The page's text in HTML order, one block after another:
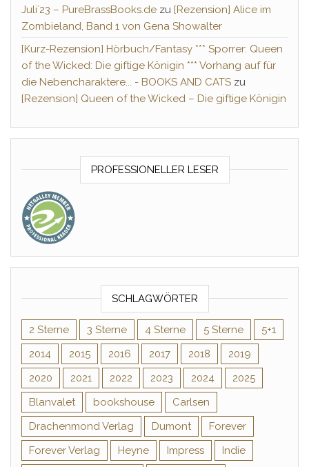
Juli´23 – PureBrassBooks.de zu [Rezension] Alice im
Zombieland, Band 1 von Gena Showalter
[Kurz-Rezension] Hörbuch/Fantasy *** Sporrer: Queen
of the Wicked: Die giftige Königin *** Vorhang auf für
die Nebencharaktere... - BOOKS AND CATS zu
[Rezension] Queen of the Wicked – Die giftige Königin
PROFESSIONELLER LESER
SCHLAGWÖRTER
2 Sterne 3 Sterne 4 Sterne 5 Sterne
5+1
2014
2015 2016 2017 2018
2019
2020
2021 2022 2023 2024
2025
Blanvalet
bookshouse
Carlsen
Drachenmond Verlag
Dumont
Forever
Forever Verlag
Heyne Impress
Indie